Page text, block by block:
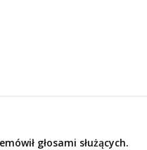
głosami służących.